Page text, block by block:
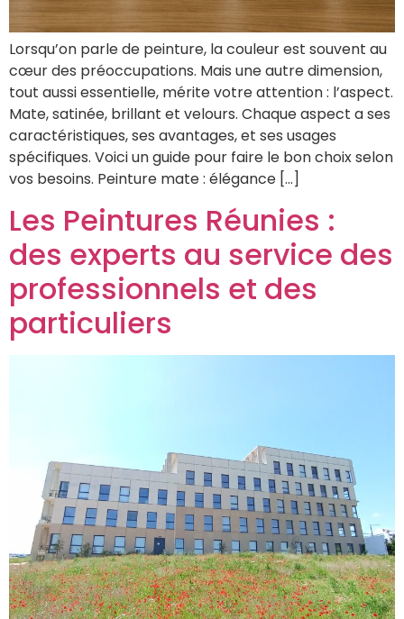
Lorsqu’on parle de peinture, la couleur est souvent au
cœur des préoccupations. Mais une autre dimension,
tout aussi essentielle, mérite votre attention : l’aspect.
Mate, satinée, brillant et velours. Chaque aspect a ses
caractéristiques, ses avantages, et ses usages
spécifiques. Voici un guide pour faire le bon choix selon
vos besoins. Peinture mate : élégance […]
Les Peintures Réunies :
des experts au service des
professionnels et des
particuliers